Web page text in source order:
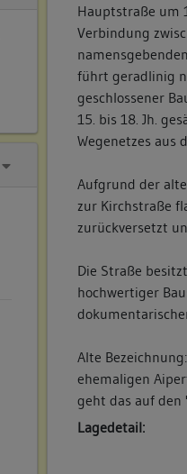
Hauptstraße um
Verbindung
führt geradlinig
geschlossener
15. bis 18. Jh.
Wegenetzes aus
Aufgrund der
zur Kirchstraße
zurückversetzt
Die Straße
hochwertiger
Alte
ehemaligen
geht das auf den
Lagedetail: